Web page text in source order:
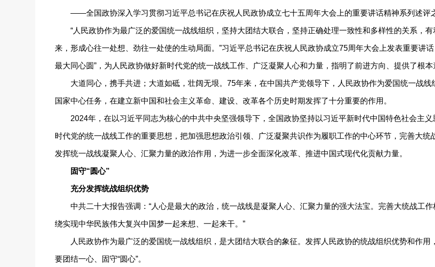
——全国政协深入学习贯彻习近平总书记在庆祝人民政协成立七十五周年大会上的重要讲话精神系列述评
“人民政协作为最广泛的爱国统一战线组织，坚持大团结大联合，坚持正确处理一致性和多样性的关系，
来，形成心往一处想、劲往一处使的生动局面。”习近平总书记在庆祝人民政协成立75周年大会上发表重要讲
最大同心圆”，为人民政协做好新时代党的统一战线工作、广泛凝聚人心和力量，指明了前进方向、提供了根本
大道同心，携手共进；大道如砥，壮阔无垠。75年来，在中国共产党领导下，人民政协作为爱国统一战线
国家中心任务，在建立新中国和社会主义革命、建设、改革各个历史时期发挥了十分重要的作用。
2024年，在以习近平同志为核心的中共中央坚强领导下，全国政协坚持以习近平新时代中国特色社会主义
时代党的统一战线工作的重要思想，把加强思想政治引领、广泛凝聚共识作为履职工作的中心环节，完善大统
发挥统一战线凝聚人心、汇聚力量的政治作用，为进一步全面深化改革、推进中国式现代化贡献力量。
固守“圆心”
充分发挥统战组织优势
中共二十大报告强调：“人心是最大的政治，统一战线是凝聚人心、汇聚力量的强大法宝。完善大统战工作
绕实现中华民族伟大复兴中国梦一起来想、一起来干。”
人民政协作为最广泛的爱国统一战线组织，是大团结大联合的象征。发挥人民政协的统战组织优势和作用
要团结一心、固守“圆心”。